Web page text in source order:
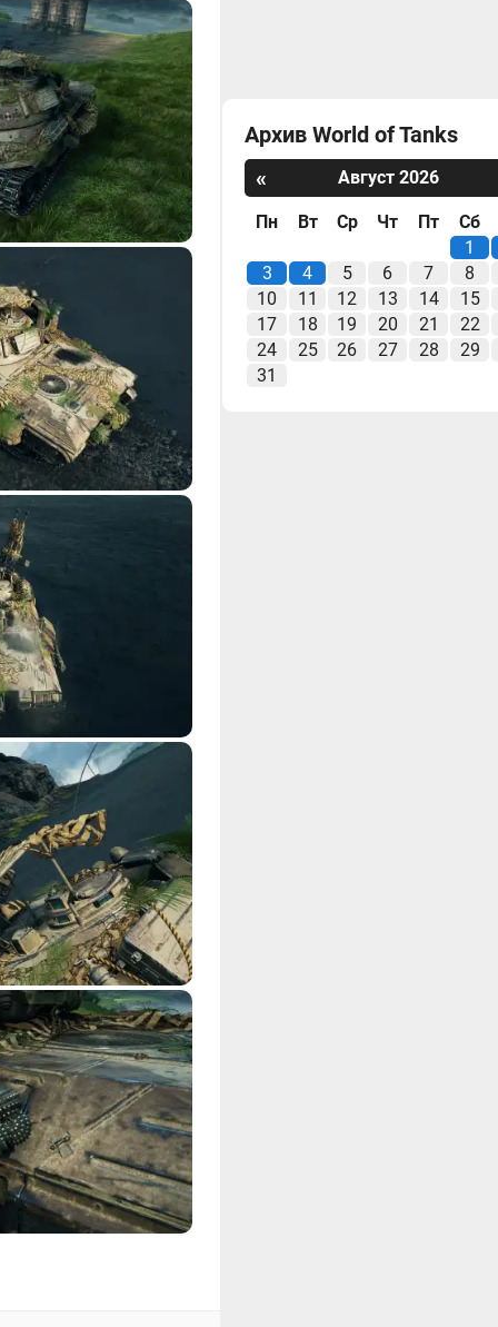
Архив World of Tanks
«
Август 2026
Пн Вт Ср Чт Пт
Сб
1
3
4 5 6 7
8
10
11 12 13 14
15
17
18 19 20 21
22
24
25 26 27 28
29
31